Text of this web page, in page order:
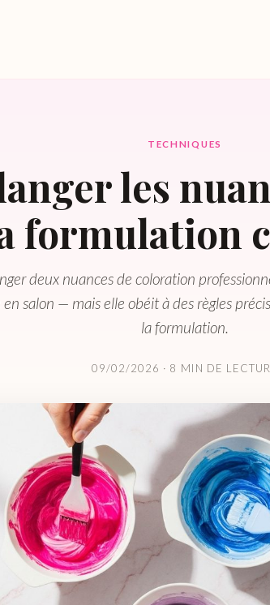
TECHNIQUES
les
formulation
deux nuances de coloration
salon — mais elle obéit à des règles
la formulation.
09/02/2026 · 8 MIN DE